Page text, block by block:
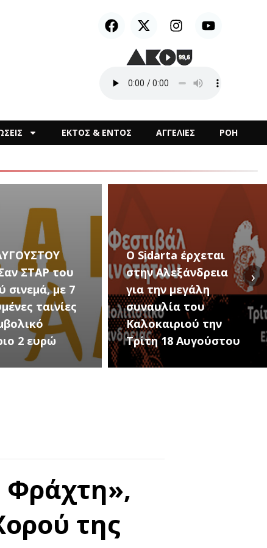
ΕΚΤΟΣ & ΕΝΤΟΣ ΑΓΓΕΛΙΕΣ ΡΟΗ
Sidarta έρχεται
Αλεξάνδρεια
την μεγάλη
του
την
18 Αυγούστου
Καλλιτεχνικές
Εκδηλώσεις Νέου
Προδρόμου
(Μεταμόρφωση
Σωτήρος)
›
Φράχτη»,
της